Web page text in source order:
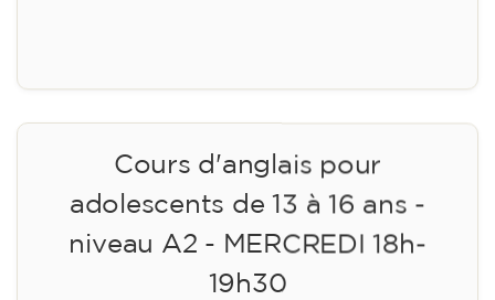
Cours d'anglais pour
adolescents de 13 à 16 ans -
niveau A2 - MERCREDI 18h-
19h30